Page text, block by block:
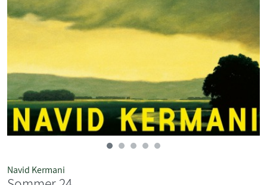
Navid Kermani